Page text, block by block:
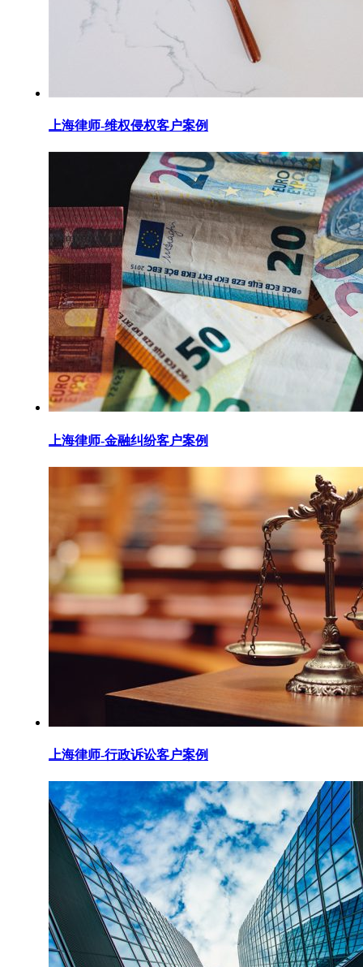
上海律师-维权侵权客户案例
上海律师-金融纠纷客户案例
上海律师-行政诉讼客户案例